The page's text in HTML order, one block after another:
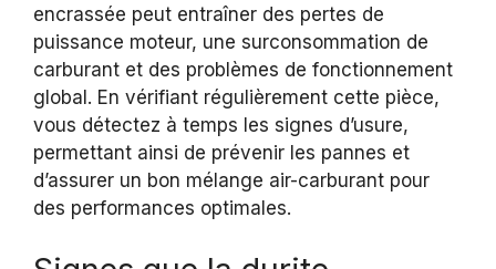
encrassée peut entraîner des pertes de
puissance moteur, une surconsommation de
carburant et des problèmes de fonctionnement
global. En vérifiant régulièrement cette pièce,
vous détectez à temps les signes d’usure,
permettant ainsi de prévenir les pannes et
d’assurer un bon mélange air-carburant pour
des performances optimales.